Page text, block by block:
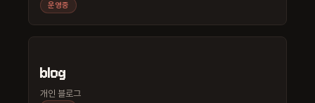
운영중
blog
개인 블로그